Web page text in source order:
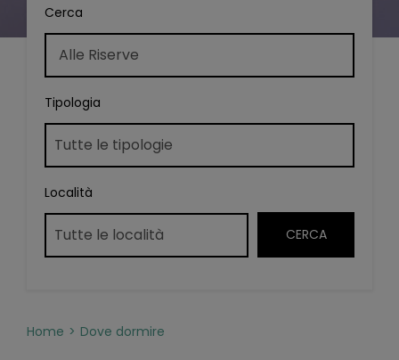
Cerca
Tipologia
Località
Home Dove dormire